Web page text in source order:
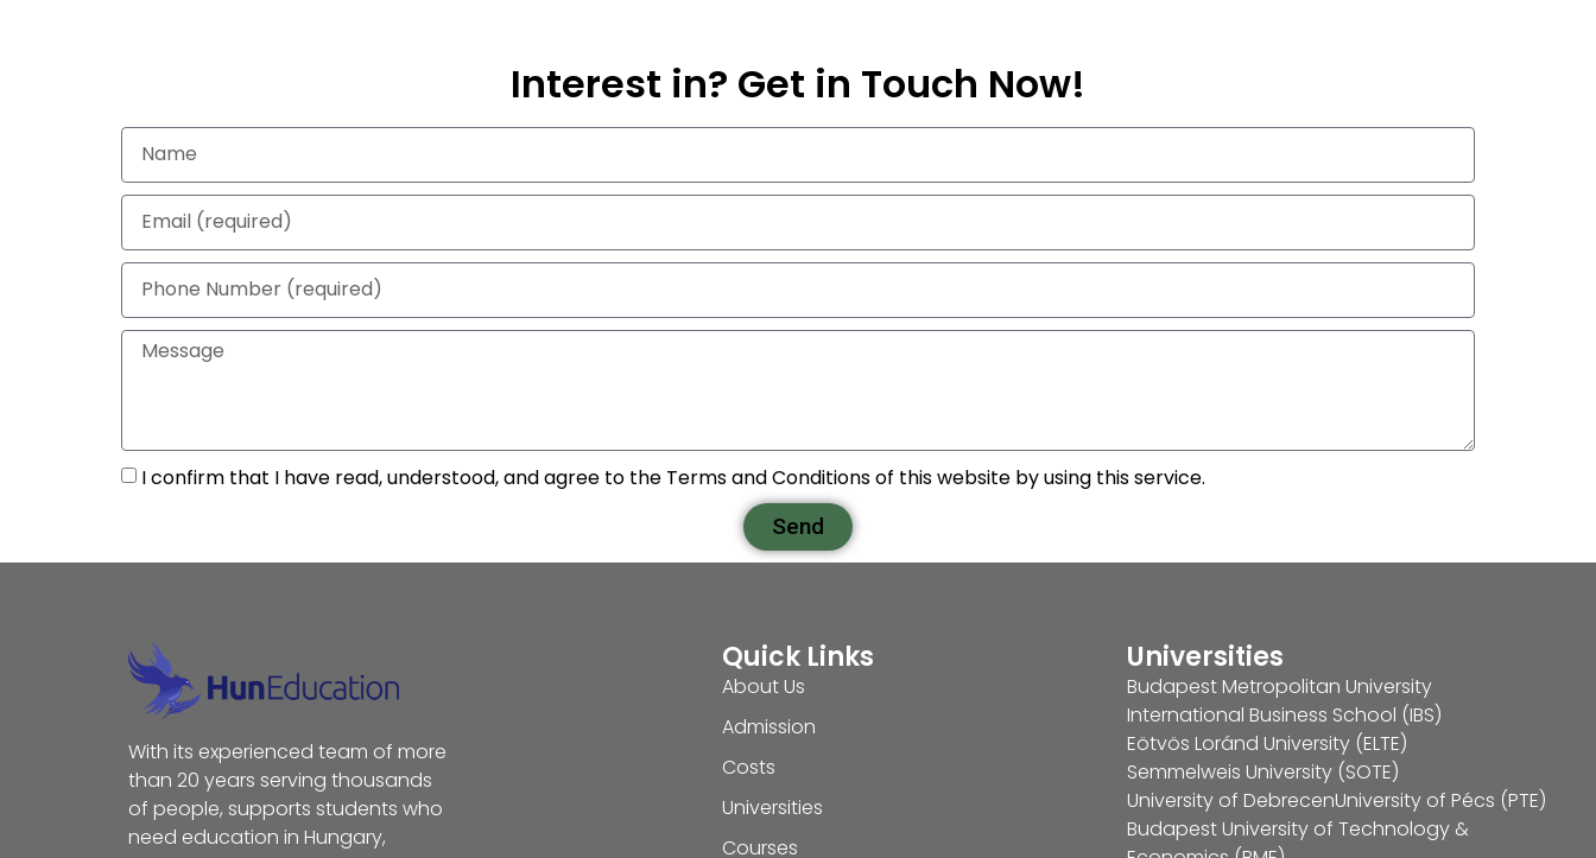
Interest in? Get in Touch Now!
I confirm that I have read, understood, and agree to the Terms and Conditions of this website by using this service.
Send
With its experienced team of more
than 20 years serving thousands
of people, supports students who
need education in Hungary,
Quick Links
About Us
Admission
Costs
Universities
Courses
Universities
Budapest Metropolitan University
International Business School (IBS)
Eötvös Loránd University (ELTE)
Semmelweis University (SOTE)
University of DebrecenUniversity of Pécs (PTE)
Budapest University of Technology &